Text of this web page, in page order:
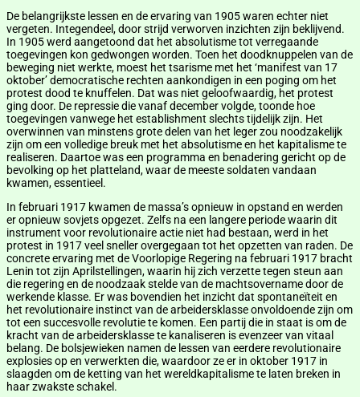
De belangrijkste lessen en de ervaring van 1905 waren echter niet
vergeten. Integendeel, door strijd verworven inzichten zijn beklijvend.
In 1905 werd aangetoond dat het absolutisme tot verregaande
toegevingen kon gedwongen worden. Toen het doodknuppelen van de
beweging niet werkte, moest het tsarisme met het ‘manifest van 17
oktober’ democratische rechten aankondigen in een poging om het
protest dood te knuffelen. Dat was niet geloofwaardig, het protest
ging door. De repressie die vanaf december volgde, toonde hoe
toegevingen vanwege het establishment slechts tijdelijk zijn. Het
overwinnen van minstens grote delen van het leger zou noodzakelijk
zijn om een volledige breuk met het absolutisme en het kapitalisme te
realiseren. Daartoe was een programma en benadering gericht op de
bevolking op het platteland, waar de meeste soldaten vandaan
kwamen, essentieel.
In februari 1917 kwamen de massa’s opnieuw in opstand en werden
er opnieuw sovjets opgezet. Zelfs na een langere periode waarin dit
instrument voor revolutionaire actie niet had bestaan, werd in het
protest in 1917 veel sneller overgegaan tot het opzetten van raden. De
concrete ervaring met de Voorlopige Regering na februari 1917 bracht
Lenin tot zijn Aprilstellingen, waarin hij zich verzette tegen steun aan
die regering en de noodzaak stelde van de machtsovername door de
werkende klasse. Er was bovendien het inzicht dat spontaneïteit en
het revolutionaire instinct van de arbeidersklasse onvoldoende zijn om
tot een succesvolle revolutie te komen. Een partij die in staat is om de
kracht van de arbeidersklasse te kanaliseren is evenzeer van vitaal
belang. De bolsjewieken namen de lessen van eerdere revolutionaire
explosies op en verwerkten die, waardoor ze er in oktober 1917 in
slaagden om de ketting van het wereldkapitalisme te laten breken in
haar zwakste schakel.